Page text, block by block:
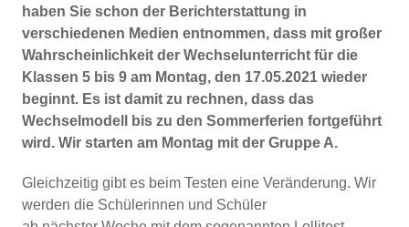
haben Sie schon der Berichterstattung in
verschiedenen Medien entnommen, dass mit großer
Wahrscheinlichkeit der Wechselunterricht für die
Klassen 5 bis 9 am Montag, den 17.05.2021 wieder
beginnt. Es ist damit zu rechnen, dass das
Wechselmodell bis zu den Sommerferien fortgeführt
wird. Wir starten am Montag mit der Gruppe A.
Gleichzeitig gibt es beim Testen eine Veränderung. Wir
werden die Schülerinnen und Schüler